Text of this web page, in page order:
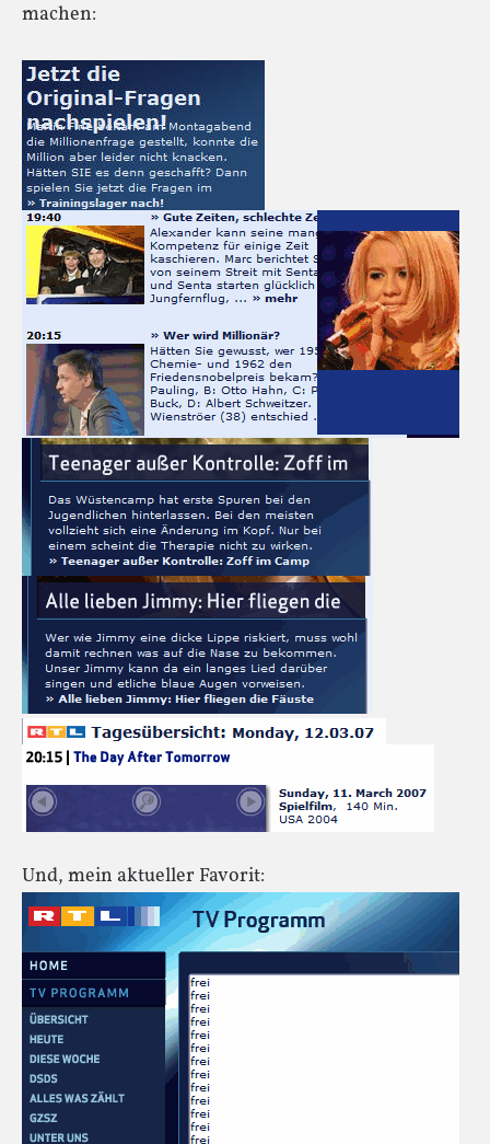
machen:
Und, mein aktueller Favorit: